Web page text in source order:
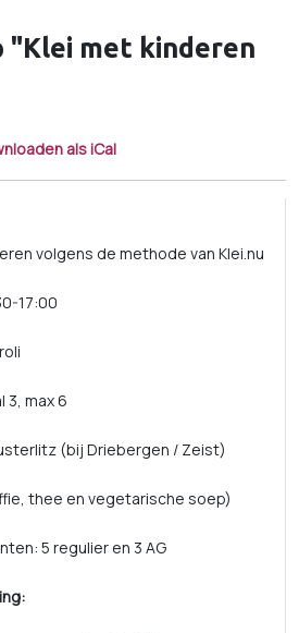
"Klei met kinderen
als iCal
volgens de methode van Klei.nu
17:00
3, max 6
(bij Driebergen / Zeist)
thee en vegetarische soep)
5 regulier en 3 AG